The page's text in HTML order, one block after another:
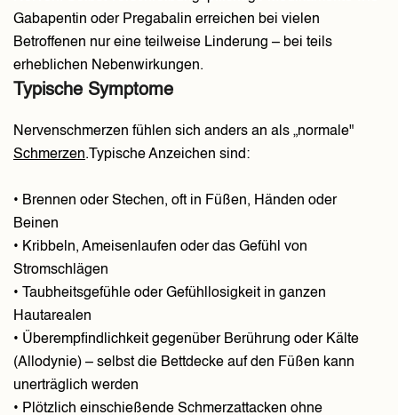
Gabapentin oder Pregabalin erreichen bei vielen
Betroffenen nur eine teilweise Linderung – bei teils
erheblichen Nebenwirkungen.
Typische Symptome
Nervenschmerzen fühlen sich anders an als „normale"
Schmerzen.Typische Anzeichen sind:
• Brennen oder Stechen, oft in Füßen, Händen oder
Beinen
• Kribbeln, Ameisenlaufen oder das Gefühl von
Stromschlägen
• Taubheitsgefühle oder Gefühllosigkeit in ganzen
Hautarealen
• Überempfindlichkeit gegenüber Berührung oder Kälte
(Allodynie) – selbst die Bettdecke auf den Füßen kann
unerträglich werden
• Plötzlich einschießende Schmerzattacken ohne